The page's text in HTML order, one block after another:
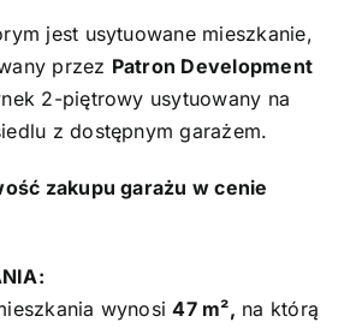
jest usytuowane mieszkanie,
przez Patron Development
2-piętrowy usytuowany na
z dostępnym garażem.
zakupu garażu w cenie
wynosi47 m², na którą